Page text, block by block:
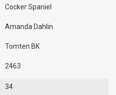
Cocker Spaniel
Amanda Dahlin
Tomten BK
2463
34